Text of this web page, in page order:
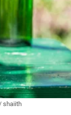
shaiith